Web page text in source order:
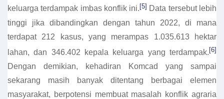
keluarga terdampak imbas konflik ini.[5] Data tersebut lebih
tinggi jika dibandingkan dengan tahun 2022, di mana
terdapat 212 kasus, yang merampas 1.035.613 hektar
lahan, dan 346.402 kepala keluarga yang terdampak.[6]
Dengan demikian, kehadiran Komcad yang sampai
sekarang masih banyak ditentang berbagai elemen
masyarakat, berpotensi membuat masalah konflik agraria